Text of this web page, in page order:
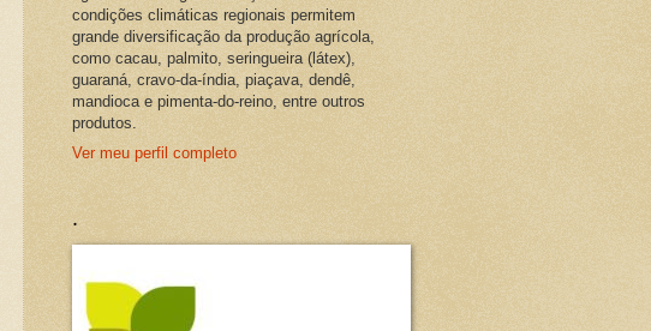
condições climáticas regionais permitem
grande diversificação da produção agrícola,
como cacau, palmito, seringueira (látex),
guaraná, cravo-da-índia, piaçava, dendê,
mandioca e pimenta-do-reino, entre outros
produtos.
Ver meu perfil completo
.